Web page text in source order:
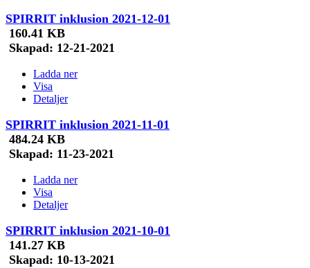
SPIRRIT inklusion 2021-12-01
160.41 KB
Skapad: 12-21-2021
Ladda ner
Visa
Detaljer
SPIRRIT inklusion 2021-11-01
484.24 KB
Skapad: 11-23-2021
Ladda ner
Visa
Detaljer
SPIRRIT inklusion 2021-10-01
141.27 KB
Skapad: 10-13-2021